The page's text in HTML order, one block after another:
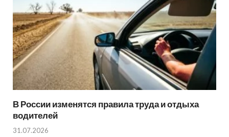
В России изменятся правила труда и отдыха
водителей
31.07.2026